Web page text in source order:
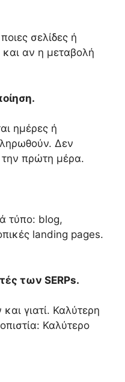
σελίδες ή
και αν η μεταβολή
ημέρες ή
Δεν
πρώτη μέρα.
τύπο: blog,
landing pages.
των SERPs.
γιατί. Καλύτερη
Καλύτερο